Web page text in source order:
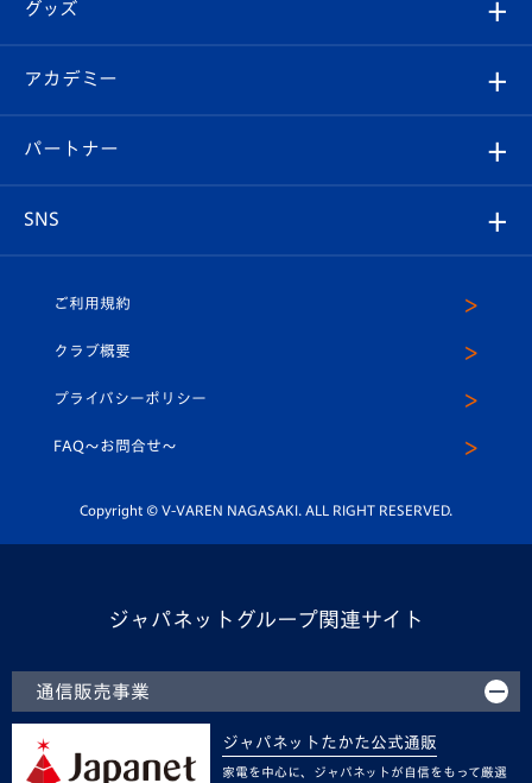
チケット
イベント
メディア
ホームタウン
スタッフプロフィール
マスコット紹介
平和祈念活動
ホームタウン活動
Revive Team
ヴィヴィくんの長崎おもてなしガイド
フォトギャラリー
スタジアムグルメ
V-LOVERS（ファンクラブ）
プレイヤーズスイート
グッズ
オンラインショップ
店舗情報
アカデミー
育成からのお知らせ
U-18
スクール
パートナー
SNS
ヴィヴィくんインスタグラム
公式LINE＠
ご利用規約
クラブ概要
プライバシーポリシー
FAQ〜お問合せ〜
Copyright © V-VAREN NAGASAKI. ALL RIGHT RESERVED.
ジャパネットグループ関連サイト
通信販売事業
ジャパネットたかた公式通販
家電を中心に、ジャパネットが自信をもって厳選